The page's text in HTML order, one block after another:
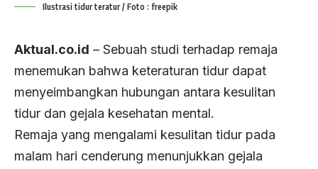
Ilustrasi tidur teratur / Foto : freepik
Aktual.co.id – Sebuah studi terhadap remaja
menemukan bahwa keteraturan tidur dapat
menyeimbangkan hubungan antara kesulitan
tidur dan gejala kesehatan mental.
Remaja yang mengalami kesulitan tidur pada
malam hari cenderung menunjukkan gejala